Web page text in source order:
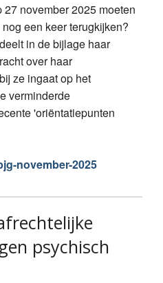
november 2025 moeten
een keer terugkijken?
in de bijlage haar
over haar
ze ingaat op het
verminderde
'oriëntatiepunten
november-2025
psychisch